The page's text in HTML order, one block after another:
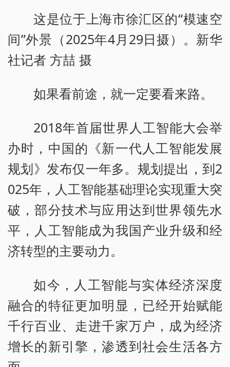
这是位于上海市徐汇区的“模速空
间”外景（2025年4月29日摄）。新华
社记者 方喆 摄
如果看前途，就一定要看来路。
2018年首届世界人工智能大会举
办时，中国的《新一代人工智能发展
规划》发布仅一年多。规划提出，到2
025年，人工智能基础理论实现重大突
破，部分技术与应用达到世界领先水
平，人工智能成为我国产业升级和经
济转型的主要动力。
如今，人工智能与实体经济深度
融合的特征更加明显，已经开始赋能
千行百业、走进千家万户，成为经济
增长的新引擎，渗透到社会生活各方